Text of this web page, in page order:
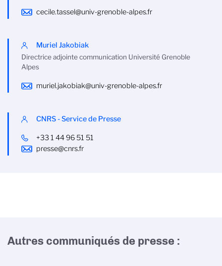
cecile.tassel@univ-grenoble-alpes.fr
Muriel Jakobiak
Directrice adjointe communication Université Grenoble
Alpes
muriel.jakobiak@univ-grenoble-alpes.fr
CNRS - Service de Presse
+33 1 44 96 51 51
presse@cnrs.fr
Autres communiqués de presse :